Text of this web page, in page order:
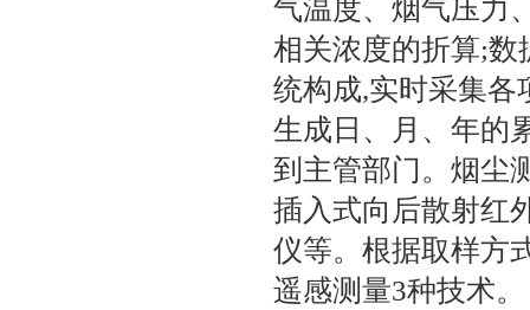
气温度、烟气压力
相关浓度的折算;数
统构成,实时采集各
生成日、月、年的
到主管部门。烟尘
插入式向后散射红
仪等。根据取样方
遥感测量3种技